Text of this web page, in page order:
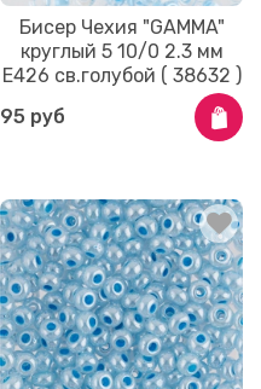
Бисер Чехия "GAMMA"
круглый 5 10/0 2.3 мм
E426 св.голубой ( 38632 )
95 руб